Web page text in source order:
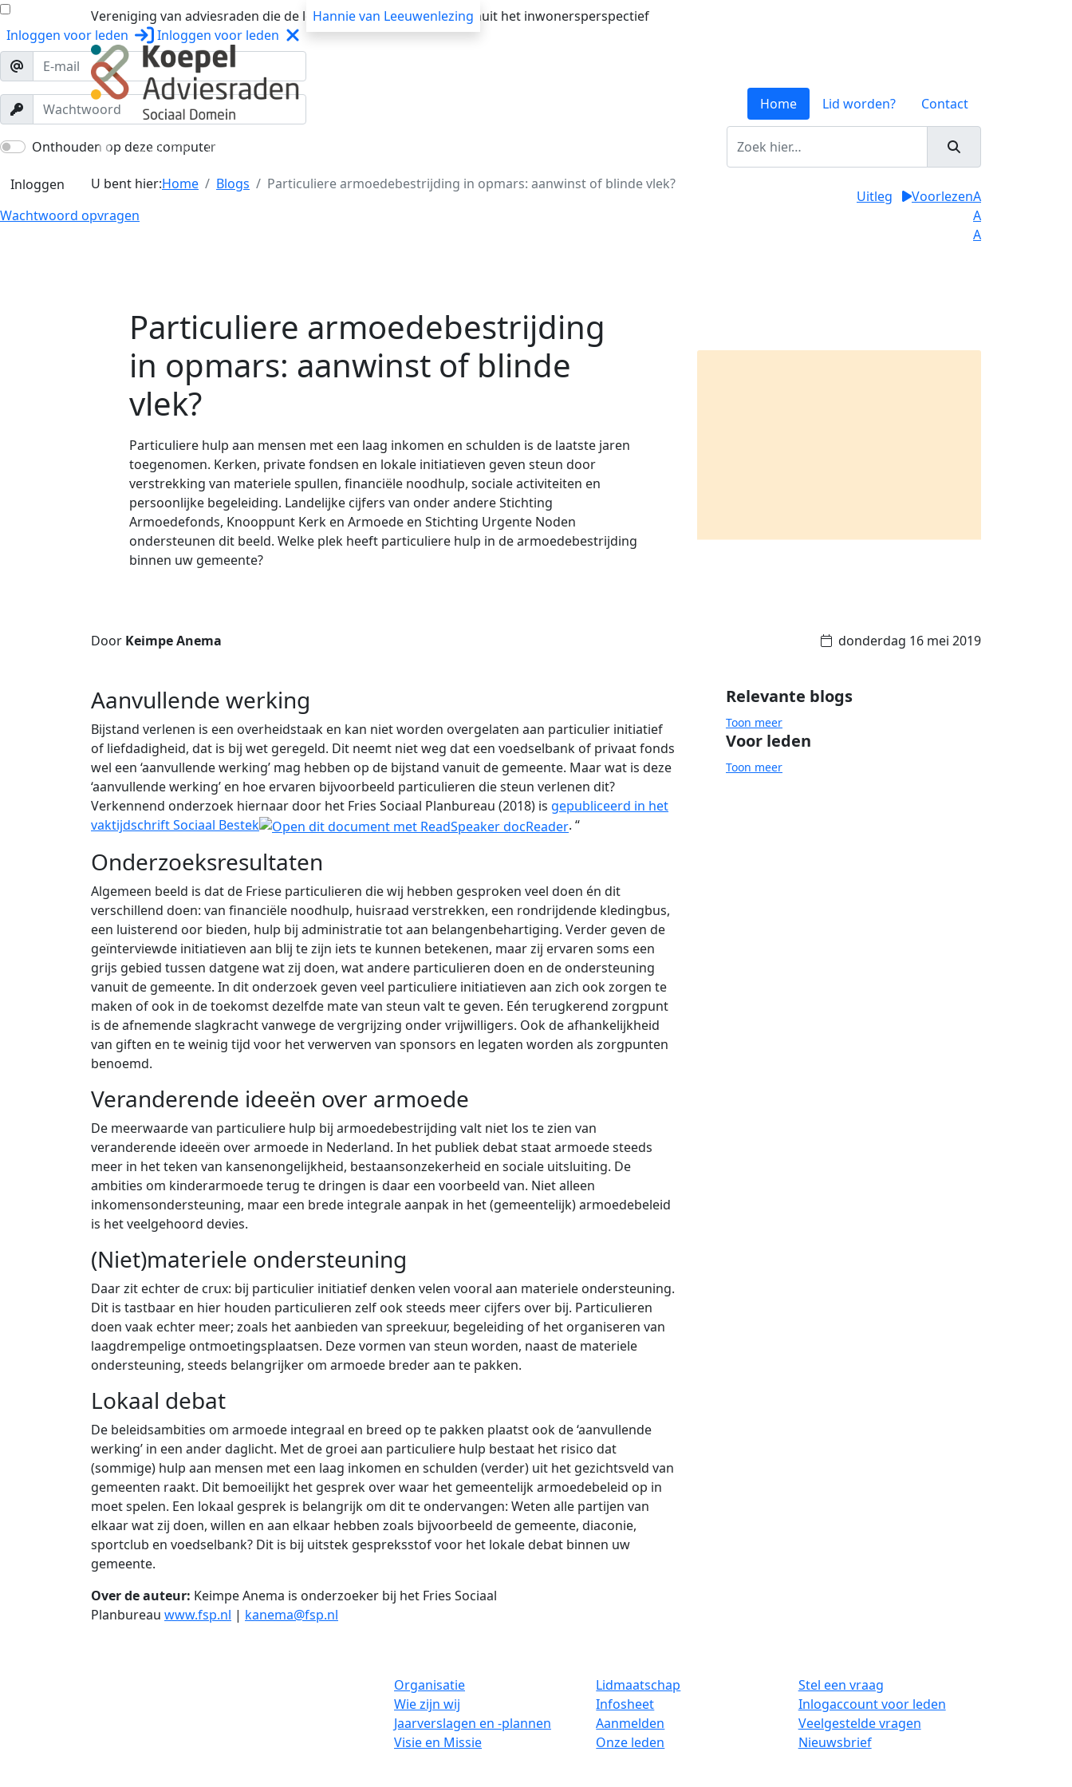
Inloggen voor leden Inloggen voor leden
Onthouden op deze computer
Inloggen
Wachtwoord opvragen
Hannie van Leeuwenlezing
Vereniging van adviesraden die de lokale overheid adviseren vanuit het inwonersperspectief
Home Lid worden? Contact
Over ons Trainingen
U bent hier:Home Blogs Particuliere armoedebestrijding in opmars: aanwinst of blinde vlek?
Uitleg VoorlezenA
A
A
Particuliere armoedebestrijding
in opmars: aanwinst of blinde
vlek?
Particuliere hulp aan mensen met een laag inkomen en schulden is de laatste jaren
toegenomen. Kerken, private fondsen en lokale initiatieven geven steun door
verstrekking van materiele spullen, financiële noodhulp, sociale activiteiten en
persoonlijke begeleiding. Landelijke cijfers van onder andere Stichting
Armoedefonds, Knooppunt Kerk en Armoede en Stichting Urgente Noden
ondersteunen dit beeld. Welke plek heeft particuliere hulp in de armoedebestrijding
binnen uw gemeente?
Door Keimpe Anema donderdag 16 mei 2019
Aanvullende werking
Bijstand verlenen is een overheidstaak en kan niet worden overgelaten aan particulier initiatief
of liefdadigheid, dat is bij wet geregeld. Dit neemt niet weg dat een voedselbank of privaat fonds
wel een ‘aanvullende werking’ mag hebben op de bijstand vanuit de gemeente. Maar wat is deze
‘aanvullende werking’ en hoe ervaren bijvoorbeeld particulieren die steun verlenen dit?
Verkennend onderzoek hiernaar door het Fries Sociaal Planbureau (2018) is gepubliceerd in het
vaktijdschrift Sociaal Bestek
. “
Onderzoeksresultaten
Algemeen beeld is dat de Friese particulieren die wij hebben gesproken veel doen én dit
verschillend doen: van financiële noodhulp, huisraad verstrekken, een rondrijdende kledingbus,
een luisterend oor bieden, hulp bij administratie tot aan belangenbehartiging. Verder geven de
geïnterviewde initiatieven aan blij te zijn iets te kunnen betekenen, maar zij ervaren soms een
grijs gebied tussen datgene wat zij doen, wat andere particulieren doen en de ondersteuning
vanuit de gemeente. In dit onderzoek geven veel particuliere initiatieven aan zich ook zorgen te
maken of ook in de toekomst dezelfde mate van steun valt te geven. Eén terugkerend zorgpunt
is de afnemende slagkracht vanwege de vergrijzing onder vrijwilligers. Ook de afhankelijkheid
van giften en te weinig tijd voor het verwerven van sponsors en legaten worden als zorgpunten
benoemd.
Veranderende ideeën over armoede
De meerwaarde van particuliere hulp bij armoedebestrijding valt niet los te zien van
veranderende ideeën over armoede in Nederland. In het publiek debat staat armoede steeds
meer in het teken van kansenongelijkheid, bestaansonzekerheid en sociale uitsluiting. De
ambities om kinderarmoede terug te dringen is daar een voorbeeld van. Niet alleen
inkomensondersteuning, maar een brede integrale aanpak in het (gemeentelijk) armoedebeleid
is het veelgehoord devies.
(Niet)materiele ondersteuning
Daar zit echter de crux: bij particulier initiatief denken velen vooral aan materiele ondersteuning.
Dit is tastbaar en hier houden particulieren zelf ook steeds meer cijfers over bij. Particulieren
doen vaak echter meer; zoals het aanbieden van spreekuur, begeleiding of het organiseren van
laagdrempelige ontmoetingsplaatsen. Deze vormen van steun worden, naast de materiele
ondersteuning, steeds belangrijker om armoede breder aan te pakken.
Lokaal debat
De beleidsambities om armoede integraal en breed op te pakken plaatst ook de ‘aanvullende
werking’ in een ander daglicht. Met de groei aan particuliere hulp bestaat het risico dat
(sommige) hulp aan mensen met een laag inkomen en schulden (verder) uit het gezichtsveld van
gemeenten raakt. Dit bemoeilijkt het gesprek over waar het gemeentelijk armoedebeleid op in
moet spelen. Een lokaal gesprek is belangrijk om dit te ondervangen: Weten alle partijen van
elkaar wat zij doen, willen en aan elkaar hebben zoals bijvoorbeeld de gemeente, diaconie,
sportclub en voedselbank? Dit is bij uitstek gespreksstof voor het lokale debat binnen uw
gemeente.
Over de auteur: Keimpe Anema is onderzoeker bij het Fries Sociaal
Planbureau www.fsp.nl | kanema@fsp.nl
Relevante blogs
Toon meer
Voor leden
Toon meer
Organisatie
Wie zijn wij
Jaarverslagen en -plannen
Visie en Missie
Lidmaatschap
Infosheet
Aanmelden
Onze leden
Stel een vraag
Inlogaccount voor leden
Veelgestelde vragen
Nieuwsbrief